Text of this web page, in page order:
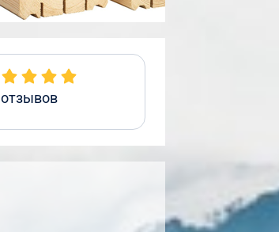
отзывов